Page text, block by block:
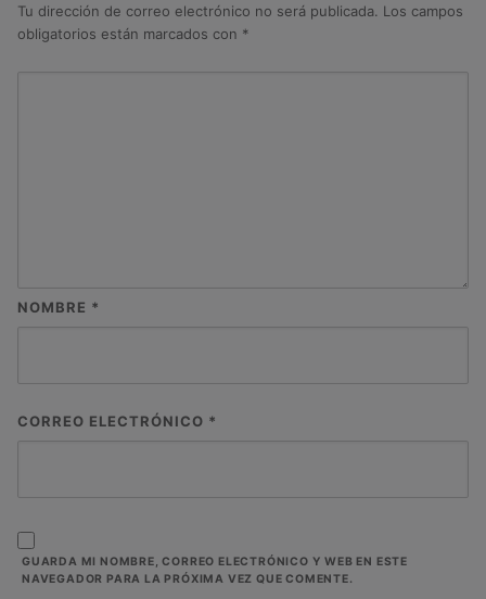
Tu dirección de correo electrónico no será publicada. Los campos
obligatorios están marcados con *
NOMBRE *
CORREO ELECTRÓNICO *
GUARDA MI NOMBRE, CORREO ELECTRÓNICO Y WEB EN ESTE
NAVEGADOR PARA LA PRÓXIMA VEZ QUE COMENTE.